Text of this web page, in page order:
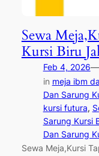
Sewa
Kursi Biru
Feb 4, 2026
in meja ibm
Dan Sarung
kursi futura,
Sarung Kursi
Dan Sarung
Sewa Meja,Kursi